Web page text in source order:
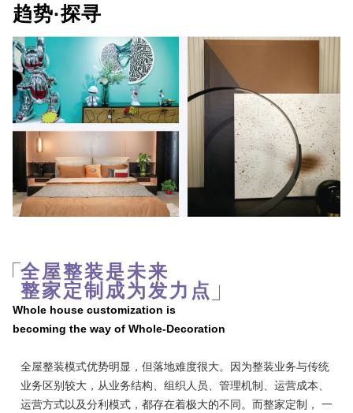
趋势·探寻
全屋整装是未来
整家定制成为发力点
Whole house customization is
becoming the way of Whole-Decoration
全屋整装模式优势明显，但落地难度很大。因为整装业务与传统
业务区别较大，从业务结构、组织人员、管理机制、运营成本、
运营方式以及分利模式，都存在着极大的不同。而整家定制， 一